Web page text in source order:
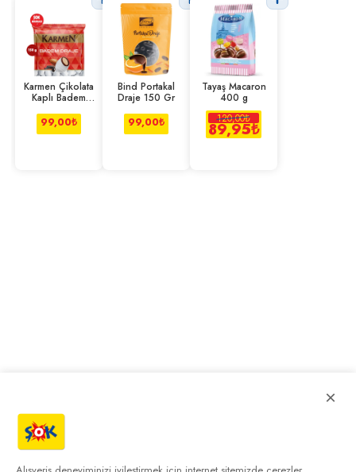
Karmen Çikolata
Kaplı Badem
99,00₺
Bind Portakal
Draje 150 Gr
99,00₺
Tayaş Macaron
400 g
120,00₺
89,95₺
×